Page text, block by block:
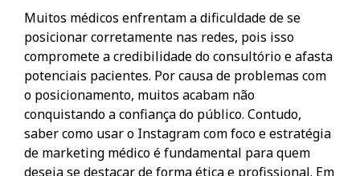
Muitos médicos enfrentam a dificuldade de se
posicionar corretamente nas redes, pois isso
compromete a credibilidade do consultório e afasta
potenciais pacientes. Por causa de problemas com
o posicionamento, muitos acabam não
conquistando a confiança do público. Contudo,
saber como usar o Instagram com foco e estratégia
de marketing médico é fundamental para quem
deseja se destacar de forma ética e profissional. Em